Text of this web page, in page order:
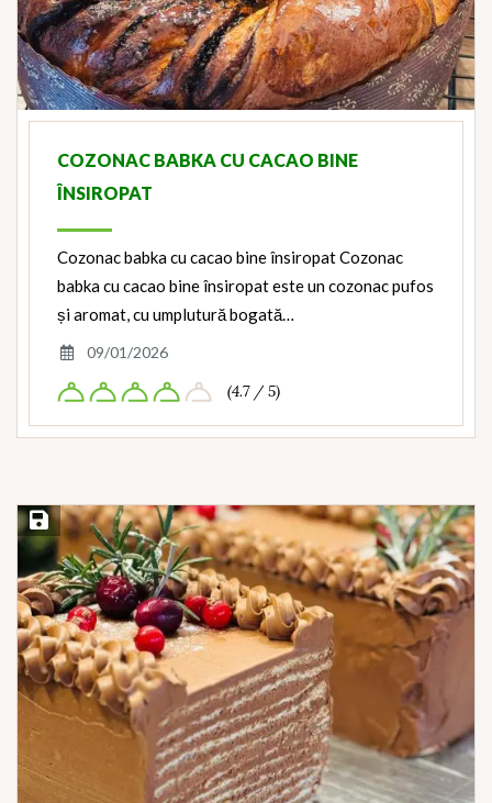
COZONAC BABKA CU CACAO BINE
ÎNSIROPAT
Cozonac babka cu cacao bine însiropat Cozonac
babka cu cacao bine însiropat este un cozonac pufos
și aromat, cu umplutură bogată…
09/01/2026
(4.7 / 5)
Save Recipe